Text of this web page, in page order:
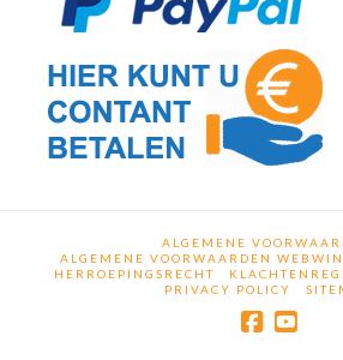
ALGEMENE
ALGEMENE VOORWAARDEN
HERROEPINGSRECHT
PRIVACY POLICY